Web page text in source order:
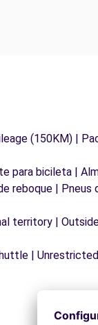
(150KM) |
para bicileta |
reboque | Pneus
territory |
|